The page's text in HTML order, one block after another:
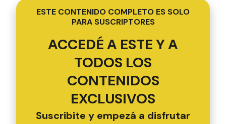
ESTE CONTENIDO COMPLETO ES SOLO
PARA SUSCRIPTORES
ACCEDÉ A ESTE Y A
TODOS LOS
CONTENIDOS
EXCLUSIVOS
Suscribite y empezá a disfrutar